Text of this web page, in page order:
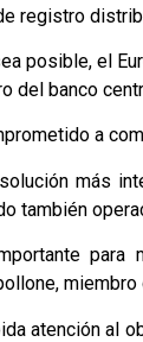
registro
posible, el
del banco
a
más
también
atención al